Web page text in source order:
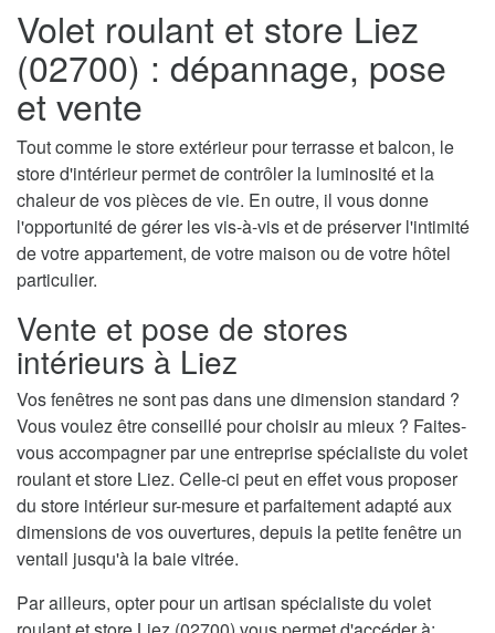
Volet roulant et store Liez
(02700) : dépannage, pose
et vente
Tout comme le store extérieur pour terrasse et balcon, le
store d'intérieur permet de contrôler la luminosité et la
chaleur de vos pièces de vie. En outre, il vous donne
l'opportunité de gérer les vis-à-vis et de préserver l'intimité
de votre appartement, de votre maison ou de votre hôtel
particulier.
Vente et pose de stores
intérieurs à Liez
Vos fenêtres ne sont pas dans une dimension standard ?
Vous voulez être conseillé pour choisir au mieux ? Faites-
vous accompagner par une entreprise spécialiste du volet
roulant et store Liez. Celle-ci peut en effet vous proposer
du store intérieur sur-mesure et parfaitement adapté aux
dimensions de vos ouvertures, depuis la petite fenêtre un
ventail jusqu'à la baie vitrée.
Par ailleurs, opter pour un artisan spécialiste du volet